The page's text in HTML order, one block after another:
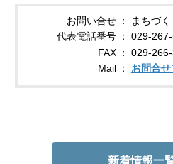
お問い合せ
まちづ
代表電話番号
029-
FAX
029-
Mail
お問合
新着情報一